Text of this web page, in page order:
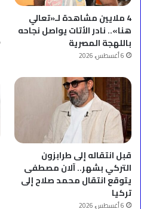
4 ملايين مشاهدة لـ«تعالي
هنا».. نادر الأتات يواصل نجاحه
باللهجة المصرية
6 أغسطس، 2026
قبل انتقاله إلى طرابزون
التركي بشهر.. آلان مصطفى
يتوقع انتقال محمد صلاح إلى
تركيا
6 أغسطس، 2026